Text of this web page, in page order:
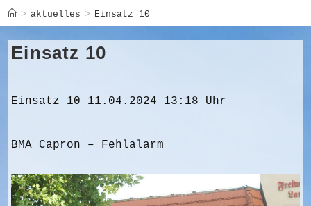
> aktuelles > Einsatz 10
Einsatz 10
Einsatz 10 11.04.2024 13:18 Uhr
BMA Capron – Fehlalarm